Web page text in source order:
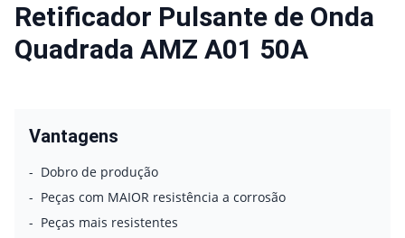
Retificador Pulsante de Onda
Quadrada AMZ A01 50A
Vantagens
- Dobro de produção
- Peças com MAIOR resistência a corrosão
- Peças mais resistentes